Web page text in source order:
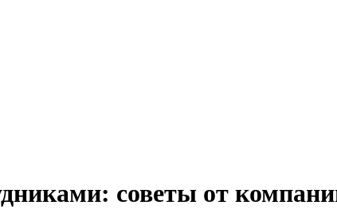
советы от